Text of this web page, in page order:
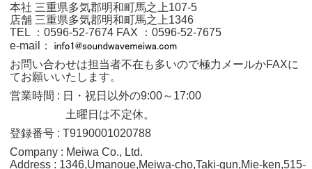
本社 三重県多気郡明和町馬之上107-5
店舗 三重県多気郡明和町馬之上1346
TEL ：0596‐52‐7674 FAX ：0596‐52‐7675
e-mail：
お問い合わせは担当者不在も多いので極力メールかFAXに
てお願いいたします。
営業時間 : 日・祝日以外の9:00～17:00
土曜日は不定休。
登録番号 : T9190001020788
Company : Meiwa Co., Ltd.
Address : 1346,Umanoue,Meiwa-cho,Taki-gun,Mie-ken,515-